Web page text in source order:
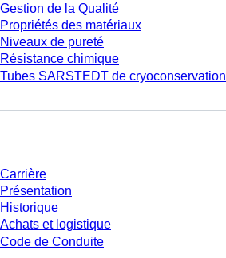
Gestion de la Qualité
Propriétés des matériaux
Niveaux de pureté
Résistance chimique
Tubes SARSTEDT de cryoconservation
Carrière
Présentation
Historique
Achats et logistique
Code de Conduite